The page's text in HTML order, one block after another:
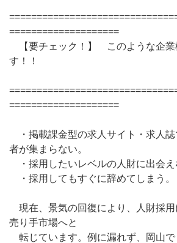
====================
【要チェック！】 このような企業
す！！
====================
・掲載課金型の求人サイト・求人誌
者が集まらない。
・採用したいレベルの人財に出会え
・採用してもすぐに辞めてしまう。
現在、景気の回復により、人財採用
売り手市場へと
転じています。例に漏れず、岡山で